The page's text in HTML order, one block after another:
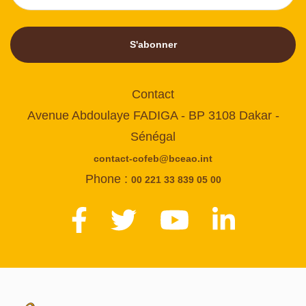
S'abonner
Contact
Avenue Abdoulaye FADIGA - BP 3108 Dakar -
Sénégal
contact-cofeb@bceao.int
Phone : 00 221 33 839 05 00